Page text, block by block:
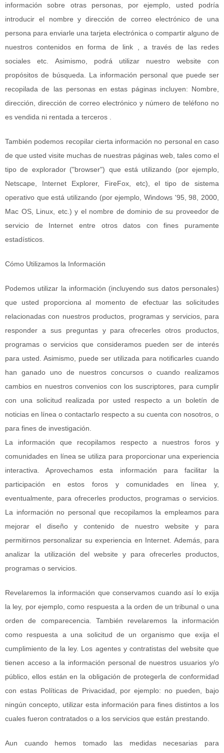
información sobre otras personas, por ejemplo, usted podría
introducir el nombre y dirección de correo electrónico de una
persona para enviarle una tarjeta electrónica o compartir alguno de
nuestros contenidos en forma de link , a través de las redes
sociales etc. Asimismo, podrá utilizar nuestro website con
propósitos de búsqueda. La información personal que puede ser
recopilada de las personas en estas páginas incluyen: Nombre,
dirección, dirección de correo electrónico y número de teléfono no
es vendida ni rentada a terceros .
También podemos recopilar cierta información no personal en caso
de que usted visite muchas de nuestras páginas web, tales como el
tipo de explorador ("browser") que está utilizando (por ejemplo,
Netscape, Internet Explorer, FireFox, etc), el tipo de sistema
operativo que está utilizando (por ejemplo, Windows '95, 98, 2000,
Mac OS, Linux, etc.) y el nombre de dominio de su proveedor de
servicio de Internet entre otros datos con fines puramente
estadísticos.
Cómo Utilizamos la Información
Podemos utilizar la información (incluyendo sus datos personales)
que usted proporciona al momento de efectuar las solicitudes
relacionadas con nuestros productos, programas y servicios, para
responder a sus preguntas y para ofrecerles otros productos,
programas o servicios que consideramos pueden ser de interés
para usted. Asimismo, puede ser utilizada para notificarles cuando
han ganado uno de nuestros concursos o cuando realizamos
cambios en nuestros convenios con los suscriptores, para cumplir
con una solicitud realizada por usted respecto a un boletín de
noticias en línea o contactarlo respecto a su cuenta con nosotros, o
para fines de investigación.
La información que recopilamos respecto a nuestros foros y
comunidades en línea se utiliza para proporcionar una experiencia
interactiva. Aprovechamos esta información para facilitar la
participación en estos foros y comunidades en línea y,
eventualmente, para ofrecerles productos, programas o servicios.
La información no personal que recopilamos la empleamos para
mejorar el diseño y contenido de nuestro website y para
permitirnos personalizar su experiencia en Internet. Además, para
analizar la utilización del website y para ofrecerles productos,
programas o servicios.
Revelaremos la información que conservamos cuando así lo exija
la ley, por ejemplo, como respuesta a la orden de un tribunal o una
orden de comparecencia. También revelaremos la información
como respuesta a una solicitud de un organismo que exija el
cumplimiento de la ley. Los agentes y contratistas del website que
tienen acceso a la información personal de nuestros usuarios y/o
público, ellos están en la obligación de protegerla de conformidad
con estas Políticas de Privacidad, por ejemplo: no pueden, bajo
ningún concepto, utilizar esta información para fines distintos a los
cuales fueron contratados o a los servicios que están prestando.
Aun cuando hemos tomado las medidas necesarias para